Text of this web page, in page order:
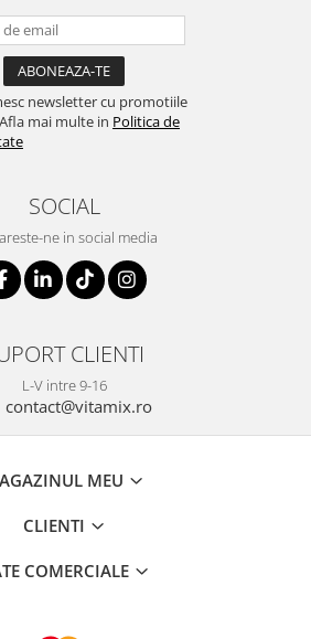
newsletter cu promotiile
mai multe in Politica de
SOCIAL
ne in social media
CLIENTI
L-V intre 9-16
contact@vitamix.ro
MEU
CLIENTI
COMERCIALE